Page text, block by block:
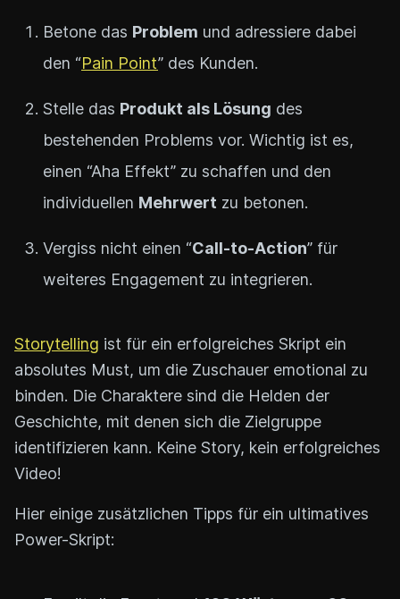
Betone das Problem und adressiere dabei
den “Pain Point” des Kunden.
Stelle das Produkt als Lösung des
bestehenden Problems vor. Wichtig ist es,
einen “Aha Effekt” zu schaffen und den
individuellen Mehrwert zu betonen.
Vergiss nicht einen “Call-to-Action” für
weiteres Engagement zu integrieren.
Storytelling ist für ein erfolgreiches Skript ein
absolutes Must, um die Zuschauer emotional zu
binden. Die Charaktere sind die Helden der
Geschichte, mit denen sich die Zielgruppe
identifizieren kann. Keine Story, kein erfolgreiches
Video!
Hier einige zusätzlichen Tipps für ein ultimatives
Power-Skript: